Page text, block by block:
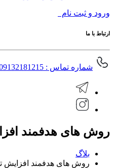
ورود و ثبت نام
ارتباط با ما
شماره تماس : 09132181215
روش های هدفمند
بلاگ
روش های هدفمند افزایش